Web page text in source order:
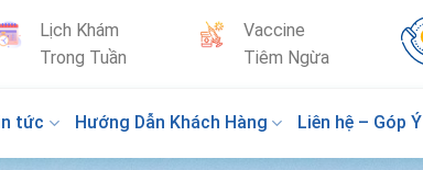
Lịch Khám
Trong Tuần
Vaccine
Tiêm Ngừa
tức Hướng Dẫn Khách Hàng Liên hệ – Góp Ý